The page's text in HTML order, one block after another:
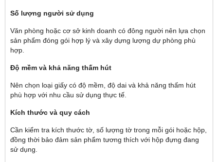
Số lượng người sử dụng
Văn phòng hoặc cơ sở kinh doanh có đông người nên lựa chọn
sản phẩm đóng gói hợp lý và xây dựng lượng dự phòng phù
hợp.
Độ mềm và khả năng thấm hút
Nên chọn loại giấy có độ mềm, độ dai và khả năng thấm hút
phù hợp với nhu cầu sử dụng thực tế.
Kích thước và quy cách
Cần kiểm tra kích thước tờ, số lượng tờ trong mỗi gói hoặc hộp,
đồng thời bảo đảm sản phẩm tương thích với hộp đựng đang
sử dụng.